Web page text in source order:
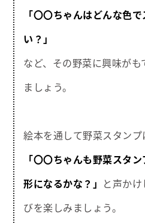
「〇〇ちゃんはどんな色
い？」
など、その野菜に興味が
ましょう。
絵本を通して野菜スタンプ
「〇〇ちゃんも野菜スタ
形になるかな？」 と声か
びを楽しみましょう。